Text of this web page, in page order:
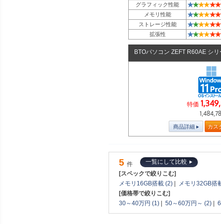
グラフィック性能 ★★★★★★
メモリ性能 ★★★★★★
ストレージ性能 ★★★★★★
拡張性 ★★★★★★
BTOパソコン ZEFT R60AE シリ
特価
商品詳細 カス
5 件
一覧にして比較
[スペックで絞りこむ]
メモリ16GB搭載 (2)
メモリ32GB搭
[価格帯で絞りこむ]
30～40万円 (1)
50～60万円～ (2)